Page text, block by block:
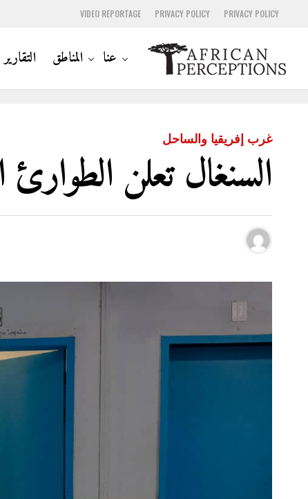
PRIVACY POLICY
PRIVACY POLICY
VIDEO REPORTAGE
عنا المناطق التقارير
غرب إفريقيا والساحل
السنغال تعلن